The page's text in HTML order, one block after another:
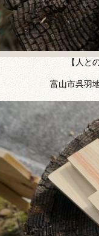
【人と
富山市呉羽